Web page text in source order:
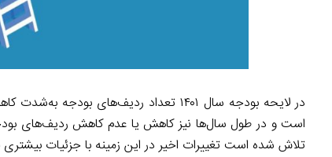
در لایحه بودجه سال ۱۴۰۱ تعداد
است و در طول سال‌ها نیز کاهش یا عدم کاهش ردیف‌های
تلاش شده است تغییرات اخیر در این زمینه با جزئیات